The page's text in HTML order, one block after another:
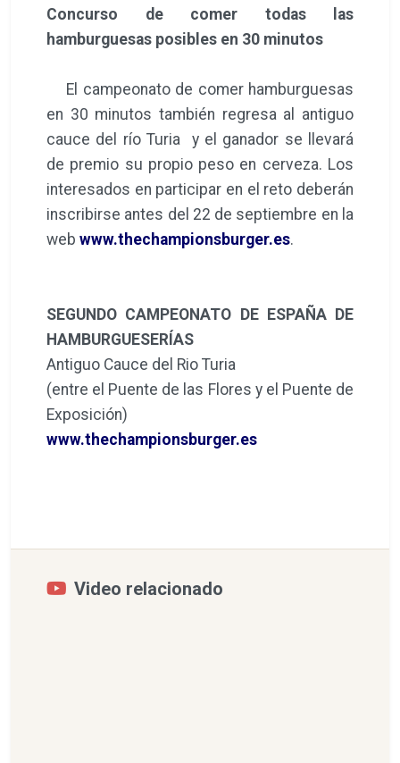
Concurso de comer todas las
hamburguesas posibles en 30 minutos
El campeonato de comer hamburguesas
en 30 minutos también regresa al antiguo
cauce del río Turia y el ganador se llevará
de premio su propio peso en cerveza. Los
interesados en participar en el reto deberán
inscribirse antes del 22 de septiembre en la
web www.thechampionsburger.es.
SEGUNDO CAMPEONATO DE ESPAÑA DE
HAMBURGUESERÍAS
Antiguo Cauce del Rio Turia
(entre el Puente de las Flores y el Puente de
Exposición)
www.thechampionsburger.es
Video relacionado